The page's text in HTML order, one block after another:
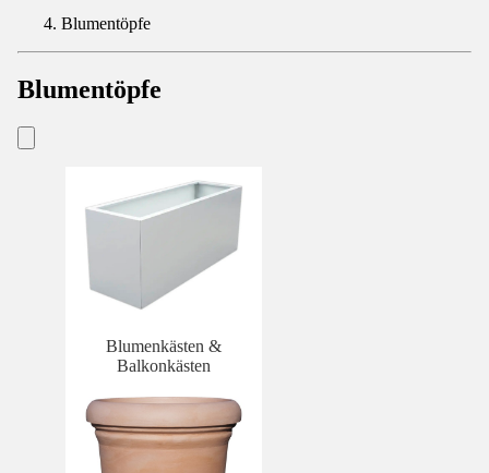
Blumentöpfe
Blumentöpfe
Blumenkästen &
Balkonkästen